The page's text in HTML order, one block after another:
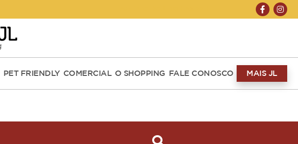
PET FRIENDLY COMERCIAL O SHOPPING FALE CONOSCO MAIS JL